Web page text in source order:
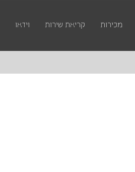
וידאו קריאת שירות מכירות